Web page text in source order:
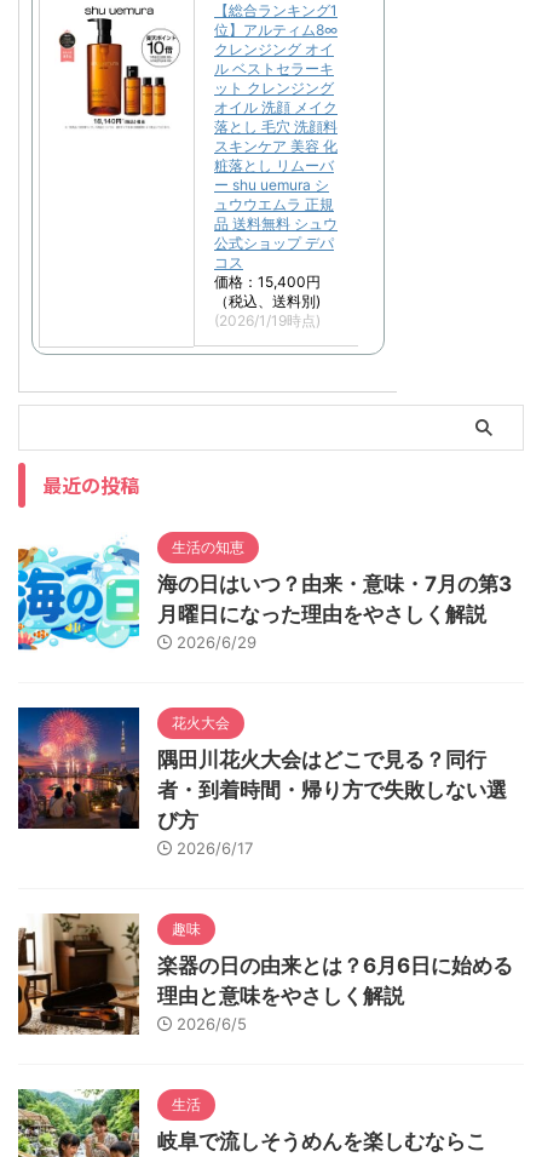
【総合ランキング1
位】アルティム8∞
クレンジング オイ
ル ベストセラーキ
ット クレンジング
オイル 洗顔 メイク
落とし 毛穴 洗顔料
スキンケア 美容 化
粧落とし リムーバ
ー shu uemura シ
ュウウエムラ 正規
品 送料無料 シュウ
公式ショップ デパ
コス
価格：15,400円
（税込、送料別)
(2026/1/19時点)
最近の投稿
生活の知恵
海の日はいつ？由来・意味・7月の第3
月曜日になった理由をやさしく解説
2026/6/29
花火大会
隅田川花火大会はどこで見る？同行
者・到着時間・帰り方で失敗しない選
び方
2026/6/17
趣味
楽器の日の由来とは？6月6日に始める
理由と意味をやさしく解説
2026/6/5
生活
岐阜で流しそうめんを楽しむならこ